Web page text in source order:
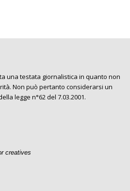
una testata giornalistica in quanto non
Non può pertanto considerarsi un
legge n°62 del 7.03.2001.
creatives